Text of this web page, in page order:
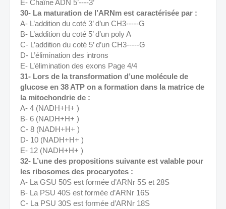
E- Chaîne ADN 5’----3’
30- La maturation de l’ARNm est caractérisée par :
A- L’addition du coté 3’ d’un CH3-----G
B- L’addition du coté 5’ d’un poly A
C- L’addition du coté 5’ d’un CH3-----G
D- L’élimination des introns
E- L’élimination des exons Page 4/4
31- Lors de la transformation d’une molécule de
glucose en 38 ATP on a formation dans la matrice de
la mitochondrie de :
A- 4 (NADH+H+ )
B- 6 (NADH+H+ )
C- 8 (NADH+H+ )
D- 10 (NADH+H+ )
E- 12 (NADH+H+ )
32- L’une des propositions suivante est valable pour
les ribosomes des procaryotes :
A- La GSU 50S est formée d’ARNr 5S et 28S
B- La PSU 40S est formée d’ARNr 16S
C- La PSU 30S est formée d’ARNr 18S